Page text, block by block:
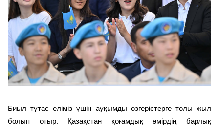
Биыл тұтас еліміз үшін ауқымды өзгерістерге толы жыл
болып отыр. Қазақстан қоғамдық өмірдің барлық